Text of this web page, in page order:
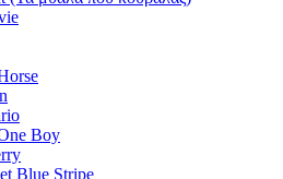
Boy
Blue Stripe